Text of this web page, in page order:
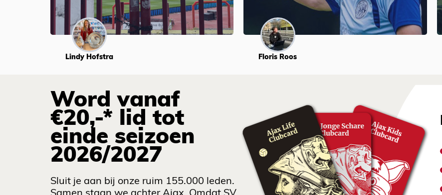
Lindy Hofstra Floris Roos
Word vanaf
€20,-* lid tot
einde seizoen
2026/2027
Sluit je aan bij onze ruim 155.000 leden.